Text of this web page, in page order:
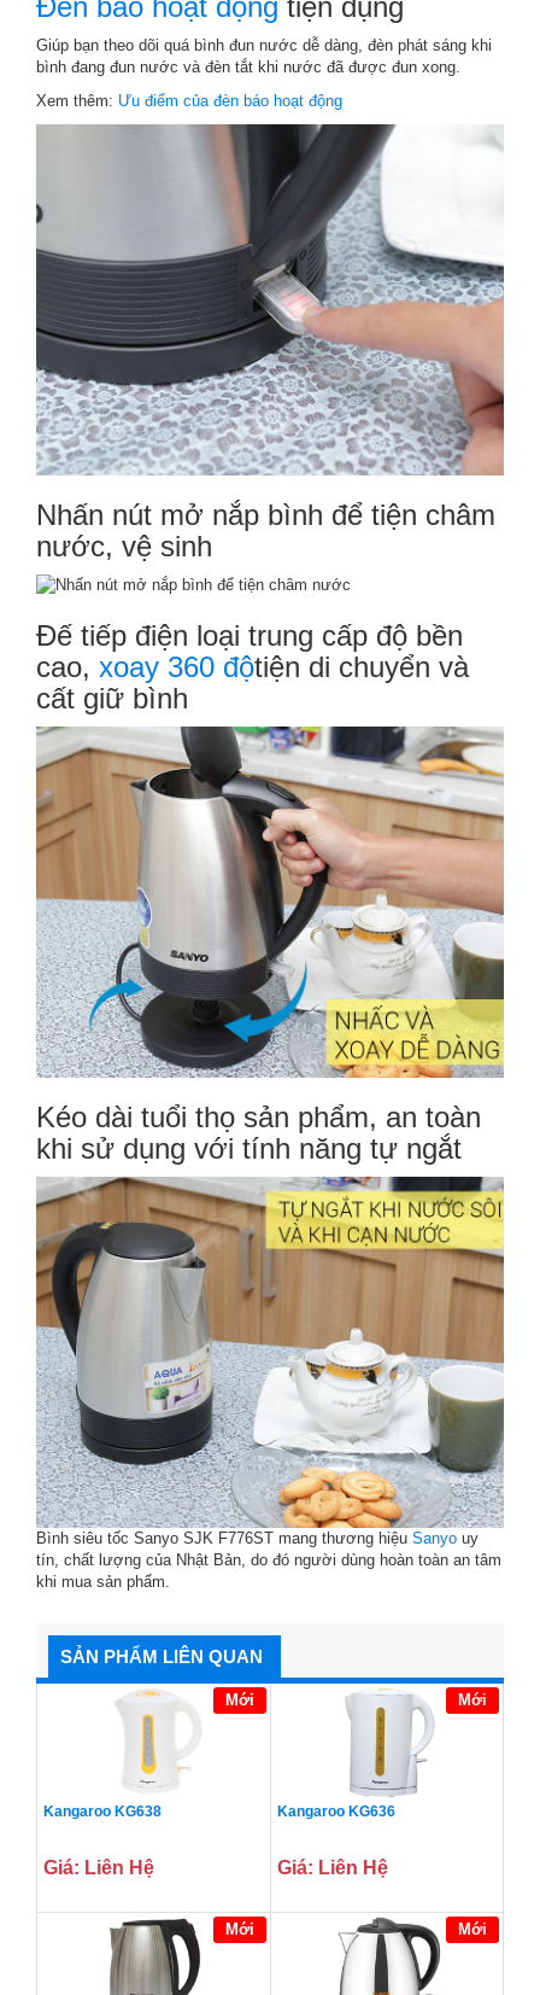
Giúp bạn theo dõi quá bình đun nước dễ dàng, đèn phát sáng khi
bình đang đun nước và đèn tắt khi nước đã được đun xong.
Xem thêm: Ưu điểm của đèn báo hoạt động
Nhấn nút mở nắp bình để tiện châm
nước, vệ sinh
Đế tiếp điện loại trung cấp độ bền
cao, xoay 360 độtiện di chuyển và
cất giữ bình
Kéo dài tuổi thọ sản phẩm, an toàn
khi sử dụng với tính năng tự ngắt
Bình siêu tốc Sanyo SJK F776ST mang thương hiệu Sanyo uy
tín, chất lượng của Nhật Bản, do đó người dùng hoàn toàn an tâm
khi mua sản phẩm.
SẢN PHẨM LIÊN QUAN
Mới
Kangaroo KG638
Giá: Liên Hệ
Mới
Kangaroo KG636
Giá: Liên Hệ
Mới Mới